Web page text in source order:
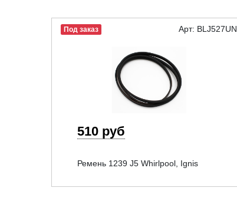
Под заказ Арт: BLJ527UN
510 руб
Ремень 1239 J5 Whirlpool, Ignis